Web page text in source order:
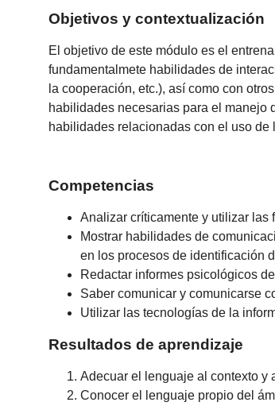
Objetivos y contextualización
El objetivo de este módulo es el
fundamentalmete habilidades de
la cooperación, etc.), así como con
habilidades necesarias para el manejo
habilidades relacionadas con el uso
Competencias
Analizar críticamente y utilizar las
Mostrar habilidades de
en los procesos de identificación
Redactar informes psicológicos
Saber comunicar y comunicarse
Utilizar las tecnologías de la
Resultados de aprendizaje
Adecuar el lenguaje al contexto y
Conocer el lenguaje propio del